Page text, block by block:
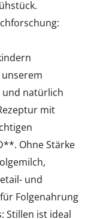
und natürlich
mit
Ohne Stärke
und
Folgenahrung
Stillen ist ideal